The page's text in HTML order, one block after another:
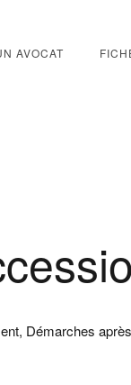
AVOCAT
Démarches